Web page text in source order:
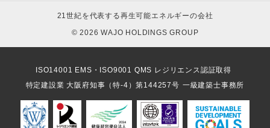
- NonFIT太陽光発電所
- FIP転換と蓄電池の増設
- パワコン交換とリパワリング
- 発電所のパネル 撤去・解体・処分
- 今から始める太陽光投資
- 太陽光発電所の売却査定
21世紀を代表する再生可能エネルギーの会社
© 2026 WAJO HOLDINGS GROUP
ISO14001 EMS・ISO9001 QMS レジリエンス認証取得
特定建設業 大阪府知事（特-4）第144257号 一級建築士事務所